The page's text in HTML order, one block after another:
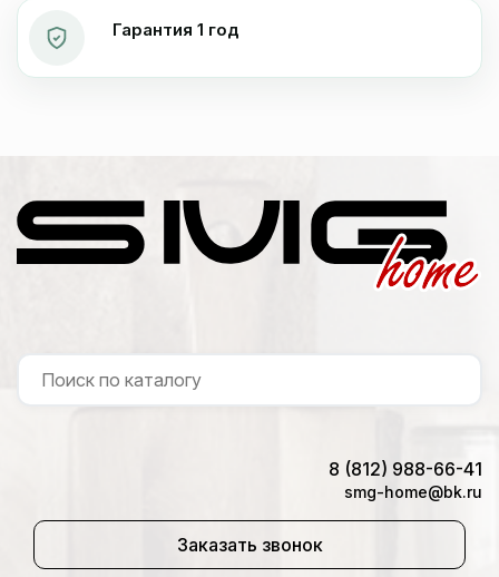
Гарантия 1 год
8 (812) 988-66-41
smg-home@bk.ru
Заказать звонок